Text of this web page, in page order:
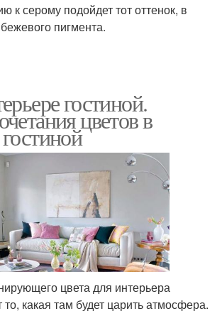
к серому подойдет тот оттенок, в
пигмента.
гостиной.
цветов в
цвета для интерьера
то, какая там будет царить атмосфера.